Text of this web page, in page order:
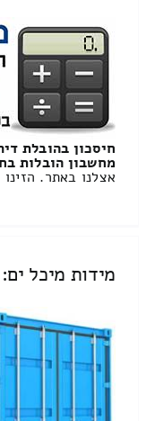
חיסכון בהובלת
מחשבון הובלות
אצלנו באתר.
מידות מיכל